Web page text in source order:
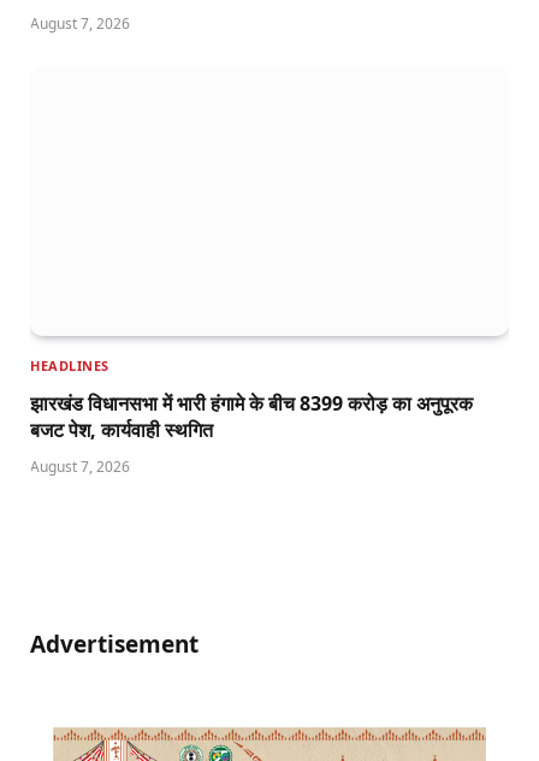
August 7, 2026
HEADLINES
झारखंड विधानसभा में भारी हंगामे के बीच 8399 करोड़ का अनुपूरक
बजट पेश, कार्यवाही स्थगित
August 7, 2026
Advertisement